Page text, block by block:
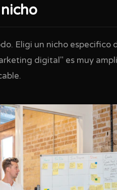
Eligi un nicho especifico
digital" es muy